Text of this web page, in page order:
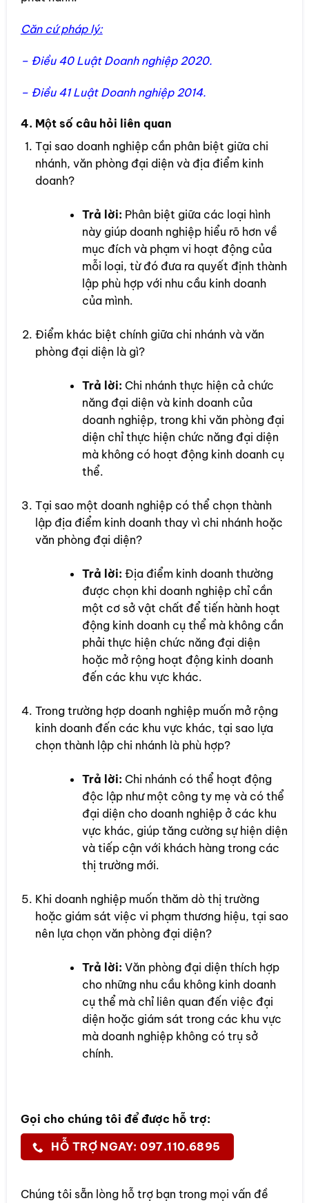
Căn cứ pháp lý:
– Điều 40 Luật Doanh nghiệp 2020.
– Điều 41Luật Doanh nghiệp 2014.
4. Một số câu hỏi liên quan
Tại sao doanh nghiệp cần phân biệt giữa chi
nhánh, văn phòng đại diện và địa điểm kinh
doanh?
Trả lời: Phân biệt giữa các loại hình
này giúp doanh nghiệp hiểu rõ hơn về
mục đích và phạm vi hoạt động của
mỗi loại, từ đó đưa ra quyết định thành
lập phù hợp với nhu cầu kinh doanh
của mình.
Điểm khác biệt chính giữa chi nhánh và văn
phòng đại diện là gì?
Trả lời: Chi nhánh thực hiện cả chức
năng đại diện và kinh doanh của
doanh nghiệp, trong khi văn phòng đại
diện chỉ thực hiện chức năng đại diện
mà không có hoạt động kinh doanh cụ
thể.
Tại sao một doanh nghiệp có thể chọn thành
lập địa điểm kinh doanh thay vì chi nhánh hoặc
văn phòng đại diện?
Trả lời: Địa điểm kinh doanh thường
được chọn khi doanh nghiệp chỉ cần
một cơ sở vật chất để tiến hành hoạt
động kinh doanh cụ thể mà không cần
phải thực hiện chức năng đại diện
hoặc mở rộng hoạt động kinh doanh
đến các khu vực khác.
Trong trường hợp doanh nghiệp muốn mở rộng
kinh doanh đến các khu vực khác, tại sao lựa
chọn thành lập chi nhánh là phù hợp?
Trả lời: Chi nhánh có thể hoạt động
độc lập như một công ty mẹ và có thể
đại diện cho doanh nghiệp ở các khu
vực khác, giúp tăng cường sự hiện diện
và tiếp cận với khách hàng trong các
thị trường mới.
Khi doanh nghiệp muốn thăm dò thị trường
hoặc giám sát việc vi phạm thương hiệu, tại sao
nên lựa chọn văn phòng đại diện?
Trả lời: Văn phòng đại diện thích hợp
cho những nhu cầu không kinh doanh
cụ thể mà chỉ liên quan đến việc đại
diện hoặc giám sát trong các khu vực
mà doanh nghiệp không có trụ sở
chính.
Gọi cho chúng tôi để được hỗ trợ:
HỖ TRỢ NGAY: 097.110.6895
Chúng tôi sẵn lòng hỗ trợ bạn trong mọi vấn đề